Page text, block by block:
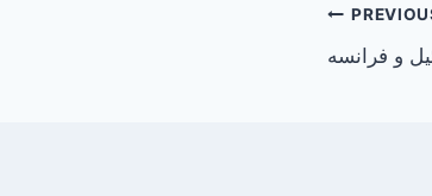
Post
و فرانسه